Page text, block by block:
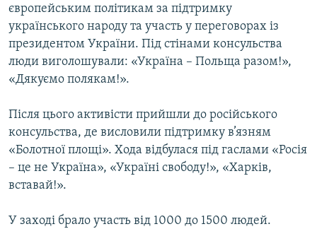
європейським політикам за підтримку
українського народу та участь у переговорах із
президентом України. Під стінами консульства
люди виголошували: «Україна – Польща разом!»,
«Дякуємо полякам!».
Після цього активісти прийшли до російського
консульства, де висловили підтримку в’язням
«Болотної площі». Хода відбулася під гаслами «Росія
– це не Україна», «Україні свободу!», «Харків,
вставай!».
У заході брало участь від 1000 до 1500 людей.